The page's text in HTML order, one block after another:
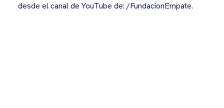
desde el canal de YouTube de: /FundacionEmpate.